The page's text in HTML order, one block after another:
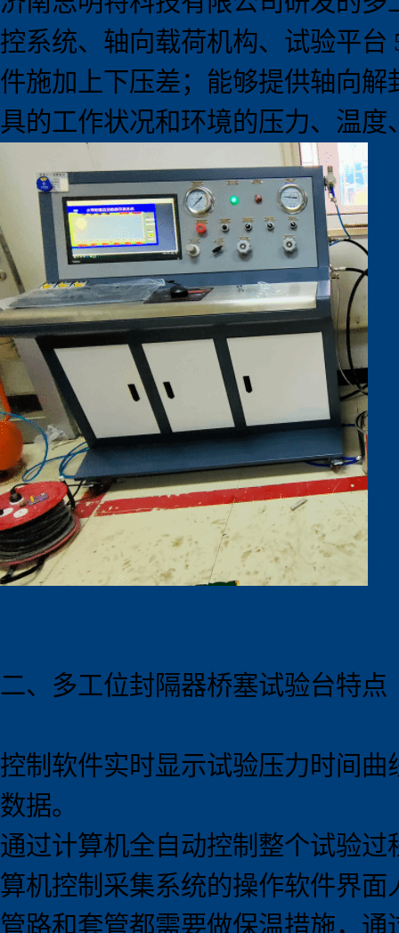
控系统、轴向载荷机构、试验平
件施加上下压差；能够提供轴向
具的工作状况和环境的压力、温
二、 多工位封隔器桥塞试验台特点
控制软件实时显示试验压力时间
数据。
通过计算机全自动控制整个试验
算机控制采集系统的操作软件界
管路和套管都需要做保温措施，